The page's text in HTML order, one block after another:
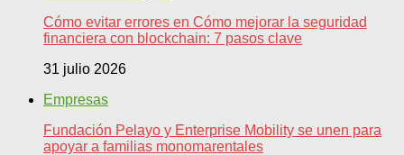
Cómo evitar errores en Cómo mejorar la seguridad
financiera con blockchain: 7 pasos clave
31 julio 2026
Empresas
Fundación Pelayo y Enterprise Mobility se unen para
apoyar a familias monomarentales